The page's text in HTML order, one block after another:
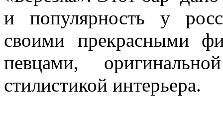
и популярность у
своими прекрасными
певцами,
стилистикой интерьера.